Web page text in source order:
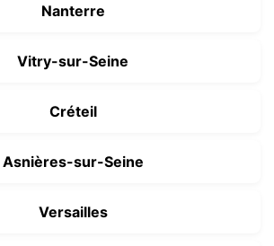
Nanterre
Vitry-sur-Seine
Créteil
Asnières-sur-Seine
Versailles